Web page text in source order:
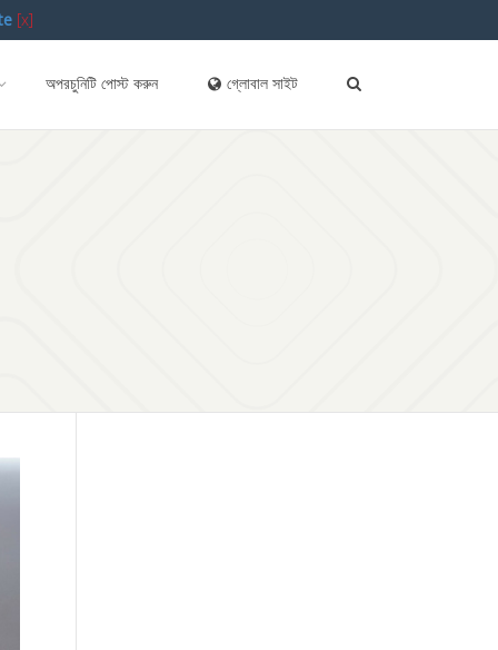
অপরচুনিটি পোস্ট করুন গ্লোবাল সাইট
[x]